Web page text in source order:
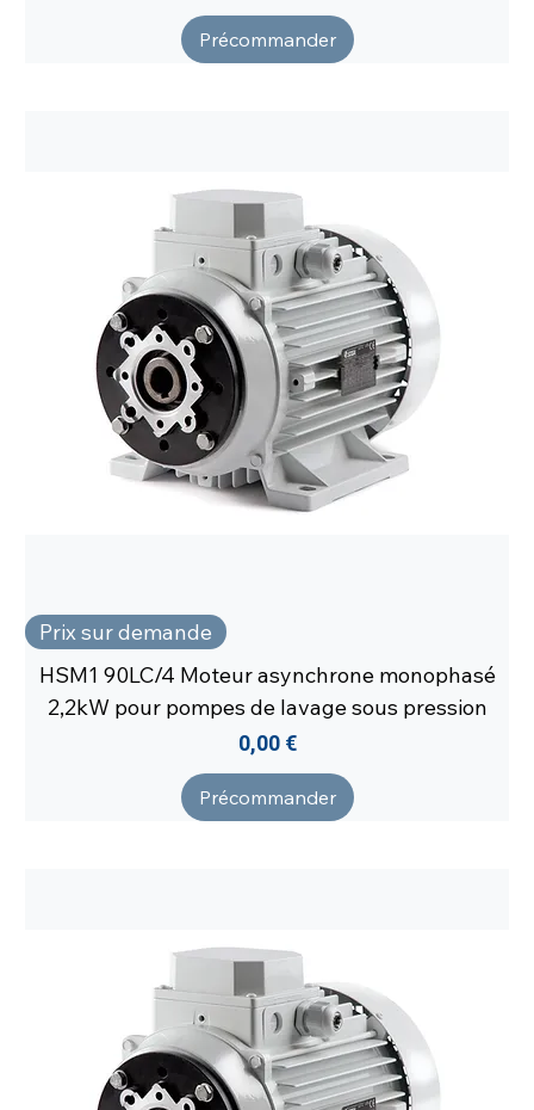
Précommander
Prix sur demande
HSM1 90LC/4 Moteur asynchrone monophasé
2,2kW pour pompes de lavage sous pression
Prix
0,00 €
Précommander